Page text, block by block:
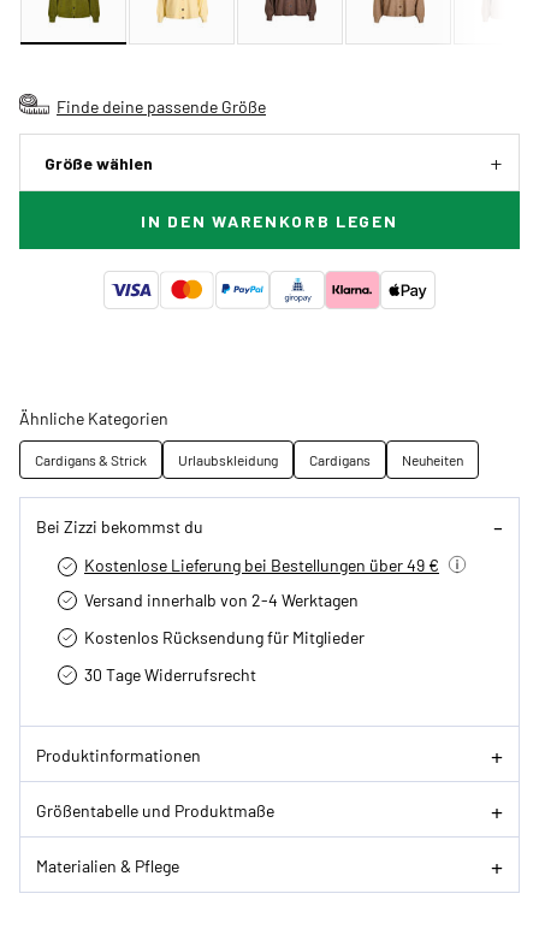
Finde deine passende Größe
Größe wählen
IN DEN WARENKORB LEGEN
Ähnliche Kategorien
Cardigans & Strick Urlaubskleidung Cardigans Neuheiten
Bei Zizzi bekommst du
Kostenlose Lieferung bei Bestellungen über 49 €
Versand innerhalb von 2-4 Werktagen
Kostenlos Rücksendung für Mitglieder
30 Tage Widerrufsrecht
Produktinformationen
Größentabelle und Produktmaße
Materialien & Pflege